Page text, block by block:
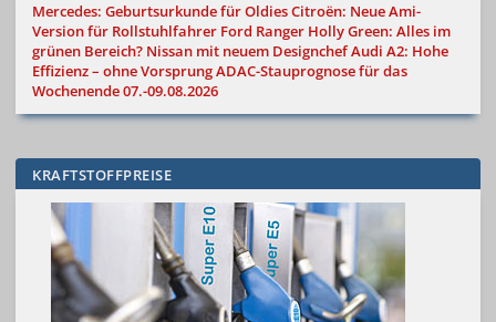
Mercedes: Geburtsurkunde für OldiesCitroën: Neue Ami-
Version für Rollstuhlfahrer Ford Ranger Holly Green: Alles im
grünen Bereich? Nissan mit neuem DesignchefAudi A2: Hohe
Effizienz – ohne VorsprungADAC-Stauprognose für das
Wochenende 07.-09.08.2026
KRAFTSTOFFPREISE